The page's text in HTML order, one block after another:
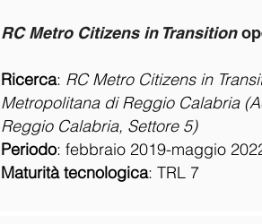
RC Metro Citizens in Transition
Ricerca: RC Metro Citizens in
Metropolitana di Reggio Calabria
Reggio Calabria, Settore 5)
Periodo: febbraio 2019-maggio
Maturità tecnologica: TRL 7